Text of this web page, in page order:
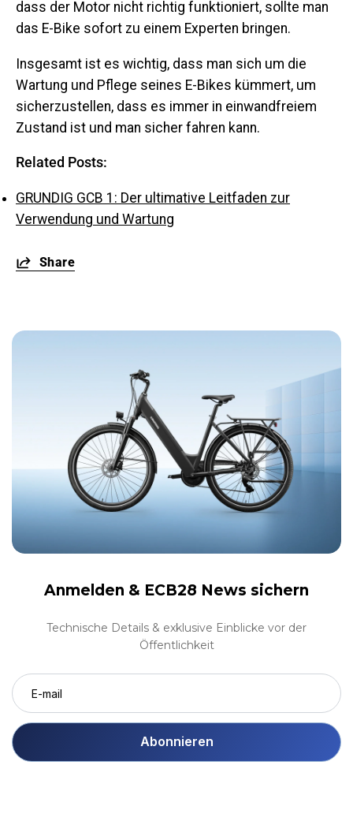
dass der Motor nicht richtig funktioniert, sollte man
das E-Bike sofort zu einem Experten bringen.
Insgesamt ist es wichtig, dass man sich um die
Wartung und Pflege seines E-Bikes kümmert, um
sicherzustellen, dass es immer in einwandfreiem
Zustand ist und man sicher fahren kann.
Related Posts:
GRUNDIG GCB 1: Der ultimative Leitfaden zur
Verwendung und Wartung
Share
Anmelden & ECB28 News sichern
Technische Details & exklusive Einblicke vor der
Öffentlichkeit
Abonnieren